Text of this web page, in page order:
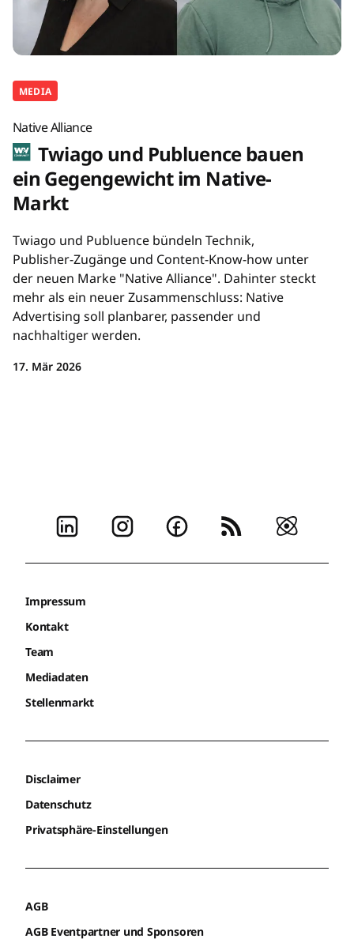
MEDIA
Native Alliance
Twiago und Publuence bauen
ein Gegengewicht im Native-
Markt
Twiago und Publuence bündeln Technik,
Publisher-Zugänge und Content-Know-how unter
der neuen Marke "Native Alliance". Dahinter steckt
mehr als ein neuer Zusammenschluss: Native
Advertising soll planbarer, passender und
nachhaltiger werden.
17. Mär 2026
Impressum
Kontakt
Team
Mediadaten
Stellenmarkt
Disclaimer
Datenschutz
Privatsphäre-Einstellungen
AGB
AGB Eventpartner und Sponsoren